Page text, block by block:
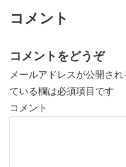
コメント
コメントをどうぞ
メールアドレスが公開され
ている欄は必須項目です
コメント